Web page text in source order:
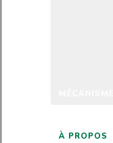
À PROPOS